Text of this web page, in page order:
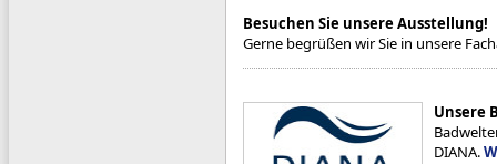
Besuchen Sie unsere Ausstellung!
Gerne begrüßen wir Sie in unsere
Unsere
DIANA.